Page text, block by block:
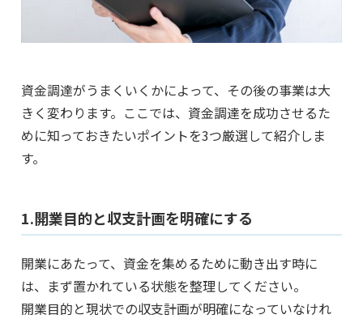
資金調達がうまくいくかによって、その後の事業は大
きく変わります。ここでは、資金調達を成功させるた
めに知っておきたいポイントを3つ厳選して紹介しま
す。
1.開業目的と収支計画を明確にする
開業にあたって、資金を集めるために動き出す時に
は、まず置かれている状態を整理してください。
開業目的と現状での収支計画が明確になっていなけれ